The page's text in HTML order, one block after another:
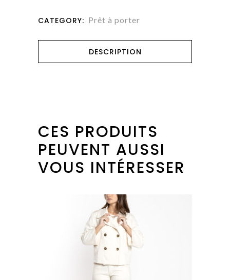
CATEGORY: Prêt à porter
DESCRIPTION
CES PRODUITS
PEUVENT AUSSI
VOUS INTÉRESSER